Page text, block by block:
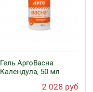
Гель АргоВасна
Календула, 50 мл
2 028 руб